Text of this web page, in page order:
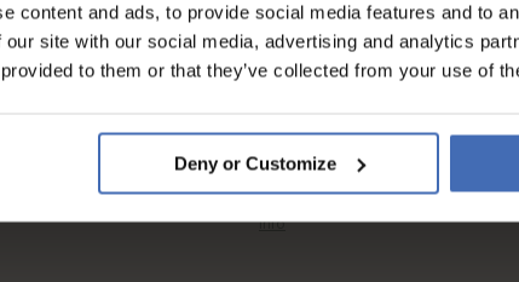
content and ads, to provide social media features and to
our site with our social media, advertising and analytics
to them or that they’ve collected from your use of
Deny or Customize
Rechnung & Ratenzahlung bis
5'000.-
info